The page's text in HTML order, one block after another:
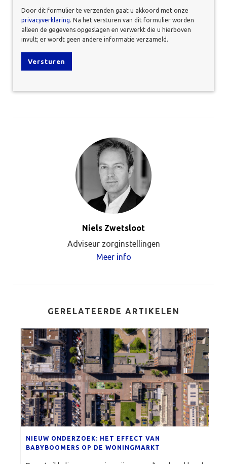
Door dit formulier te verzenden gaat u akkoord met onze
privacyverklaring. Na het versturen van dit formulier worden
alleen de gegevens opgeslagen en verwerkt die u hierboven
invult; er wordt geen andere informatie verzameld.
Niels Zwetsloot
Adviseur zorginstellingen
Meer info
GERELATEERDE ARTIKELEN
NIEUW ONDERZOEK: HET EFFECT VAN
BABYBOOMERS OP DE WONINGMARKT